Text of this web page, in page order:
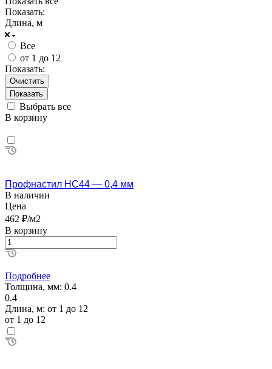
Показать:
Длина, м
Все
от 1 до 12
Показать:
Очистить
Выбрать все
В корзину
Профнастил НС44 — 0,4 мм
В наличии
Цена
462 ₽/м2
В корзину
Подробнее
Толщина, мм: 0.4
0.4
Длина, м: от 1 до 12
от 1 до 12